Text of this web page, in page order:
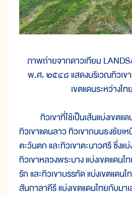
ภาพถ่ายจากดาวเทียม
พ.ศ. ๒๕๔๘ แสดงบริเวณทิวเขา
เขตแดนระหว่างไ
ทิวเขาที่ใช้เป็นเส้นแบ่งเขตแด
ทิวเขาแดนลาว ทิวเขาถนนธงชัยเ
ตะวันตก และทิวเขาตะนาวศรี ซึ่งแ
ทิวเขาหลวงพระบาง แบ่งเขตแดน
รัก และทิวเขาบรรทัด แบ่งเขตแดน
สันกาลาคีรี แบ่งเขตแดนไทยกับมาเ